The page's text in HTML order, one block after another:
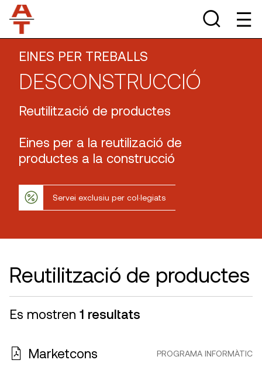
EINES PER TREBALLS
DESCONSTRUCCIÓ
Reutilització de productes
Eines per a la reutilizació de
productes a la construcció
Servei exclusiu per col·legiats
Reutilització de productes
Es mostren 1 resultats
Marketcons PROGRAMA INFORMÀTIC